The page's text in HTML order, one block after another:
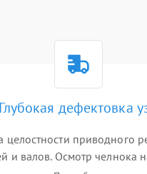
дефектовка
целостности приводного
и валов. Осмотр челнока